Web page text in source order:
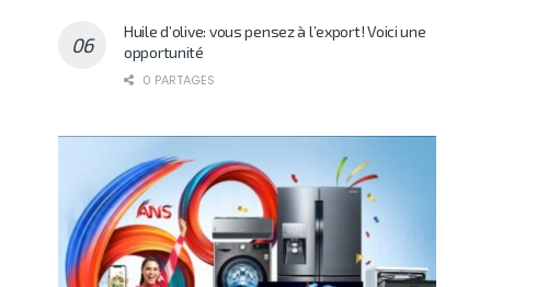
Huile d’olive: vous pensez à l’export! Voici une
opportunité
0 PARTAGES